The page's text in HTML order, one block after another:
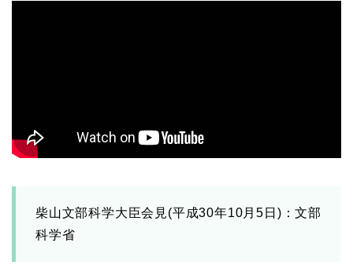
柴山文部科学大臣会見(平成30年10月5日)：文部
科学省